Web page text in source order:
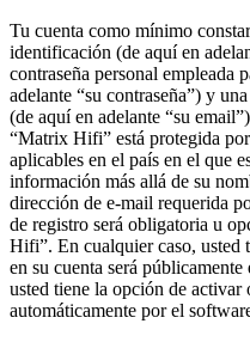
Tu cuenta como mínimo
identificación (de aquí en
contraseña personal empleada
adelante “su contraseña”) y
(de aquí en adelante “su
“Matrix Hifi” está protegida
aplicables en el país en el que
información más allá de su
dirección de e-mail requerida
de registro será obligatoria u
Hifi”. En cualquier caso, usted
en su cuenta será
usted tiene la opción de activar
automáticamente por el